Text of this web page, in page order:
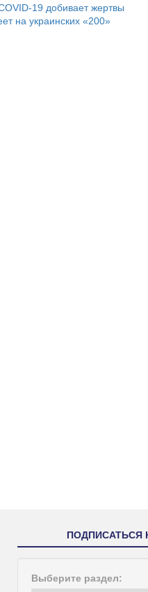
19 добивает жертвы
на украинских «200»
ПОДПИСАТЬСЯ
Выберите раздел: